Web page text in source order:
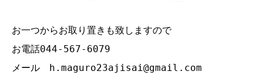
お一つからお取り置きも致しますので
お電話044‐567‐6079
メール h.maguro23ajisai@gmail.com